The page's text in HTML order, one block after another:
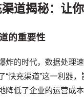
道揭秘：让
的重要性
炸的时代，数据处理
“快充渠道”这一利器
降低了企业的运营成